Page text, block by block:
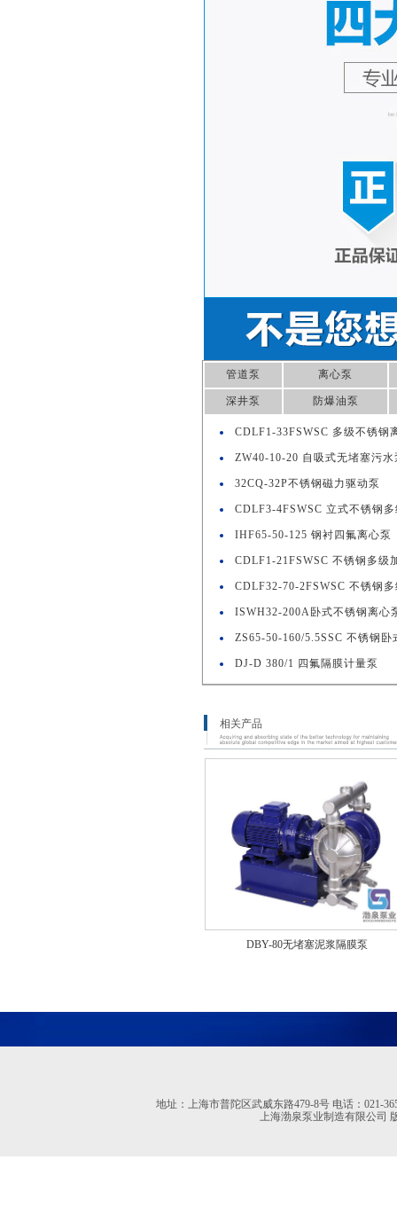
管道泵 离心泵
深井泵 防爆油泵
CDLF1-33FSWSC 多级不锈钢
ZW40-10-20 自吸式无堵塞污水
32CQ-32P不锈钢磁力驱动泵
CDLF3-4FSWSC 立式不锈钢
IHF65-50-125 钢衬四氟离心泵
CDLF1-21FSWSC 不锈钢多级
CDLF32-70-2FSWSC 不锈钢
ISWH32-200A卧式不锈钢离心
ZS65-50-160/5.5SSC 不锈钢卧
DJ-D 380/1 四氟隔膜计量泵
相关产品
DBY-80无堵塞泥浆隔膜泵
地址：上海市普陀区武威东路479-8号 电话：021-
上海渤泉泵业制造有限公司